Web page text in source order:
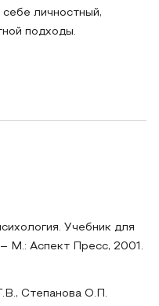
личностный,
подходы.
Учебник для
М.: Аспект Пресс, 2001.
Степанова О.П.